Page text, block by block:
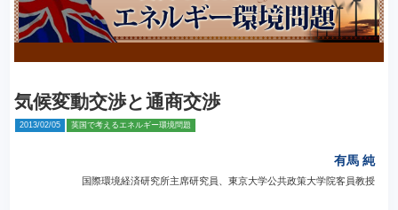
気候変動交渉と通商交渉
2013/02/05 英国で考えるエネルギー環境問題
有馬 純
国際環境経済研究所主席研究員、東京大学公共政策大学院客員教授